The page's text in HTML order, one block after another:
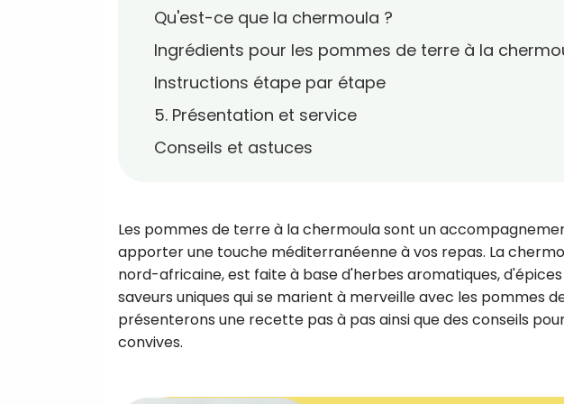
Qu'est-ce que la chermoula ?
Ingrédients pour les pommes de terre à la
Instructions étape par étape
5. Présentation et service
Conseils et astuces
Les pommes de terre à la chermoula sont un
apporter une touche méditerranéenne à vos repas. La
nord-africaine, est faite à base d'herbes aromatiques,
saveurs uniques qui se marient à merveille avec les pommes
présenterons une recette pas à pas ainsi que des conseils
convives.